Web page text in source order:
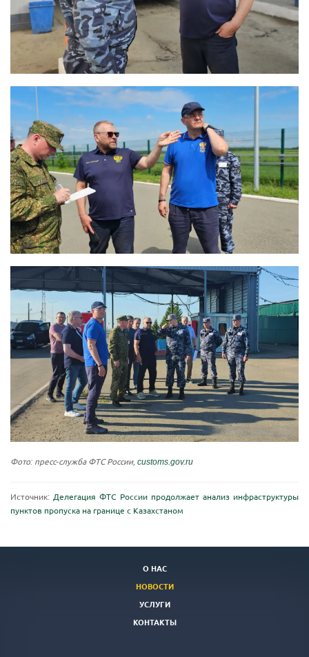
Фото: пресс-служба ФТС России, customs.gov.ru
Источник: Делегация ФТС России продолжает анализ инфраструктуры
пунктов пропуска на границе с Казахстаном
О НАС
НОВОСТИ
УСЛУГИ
КОНТАКТЫ